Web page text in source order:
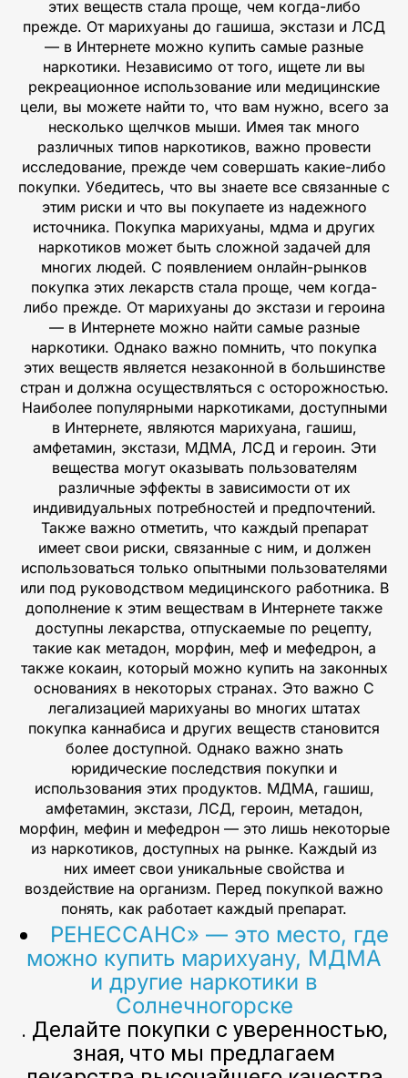
этих веществ стала проще, чем когда-либо
прежде. От марихуаны до гашиша, экстази и ЛСД
— в Интернете можно купить самые разные
наркотики. Независимо от того, ищете ли вы
рекреационное использование или медицинские
цели, вы можете найти то, что вам нужно, всего за
несколько щелчков мыши. Имея так много
различных типов наркотиков, важно провести
исследование, прежде чем совершать какие-либо
покупки. Убедитесь, что вы знаете все связанные с
этим риски и что вы покупаете из надежного
источника. Покупка марихуаны, мдма и других
наркотиков может быть сложной задачей для
многих людей. С появлением онлайн-рынков
покупка этих лекарств стала проще, чем когда-
либо прежде. От марихуаны до экстази и героина
— в Интернете можно найти самые разные
наркотики. Однако важно помнить, что покупка
этих веществ является незаконной в большинстве
стран и должна осуществляться с осторожностью.
Наиболее популярными наркотиками, доступными
в Интернете, являются марихуана, гашиш,
амфетамин, экстази, МДМА, ЛСД и героин. Эти
вещества могут оказывать пользователям
различные эффекты в зависимости от их
индивидуальных потребностей и предпочтений.
Также важно отметить, что каждый препарат
имеет свои риски, связанные с ним, и должен
использоваться только опытными пользователями
или под руководством медицинского работника. В
дополнение к этим веществам в Интернете также
доступны лекарства, отпускаемые по рецепту,
такие как метадон, морфин, меф и мефедрон, а
также кокаин, который можно купить на законных
основаниях в некоторых странах. Это важно С
легализацией марихуаны во многих штатах
покупка каннабиса и других веществ становится
более доступной. Однако важно знать
юридические последствия покупки и
использования этих продуктов. МДМА, гашиш,
амфетамин, экстази, ЛСД, героин, метадон,
морфин, мефин и мефедрон — это лишь некоторые
из наркотиков, доступных на рынке. Каждый из
них имеет свои уникальные свойства и
воздействие на организм. Перед покупкой важно
понять, как работает каждый препарат.
РЕНЕССАНС» — это место, где
можно купить марихуану, МДМА
и другие наркотики в
Солнечногорске
. Делайте покупки с уверенностью,
зная, что мы предлагаем